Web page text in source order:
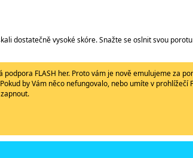
dostatečně vysoké skóre. Snažte se oslnit svou
FLASH her. Proto vám je nově emulujeme za
by Vám něco nefungovalo, nebo umíte v prohlížečí